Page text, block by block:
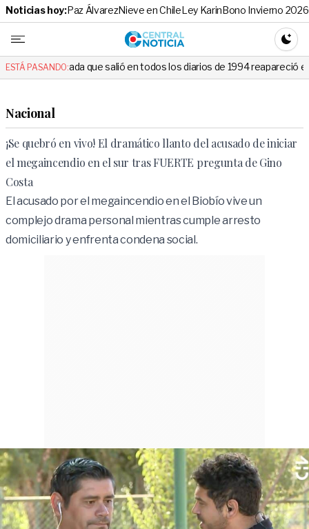
Noticias hoy:Paz ÁlvarezNieve en ChileLey KarinBono Invierno 2026
Central
ESTÁ PASANDO:
que salió en todos los diarios de 1994 reapareció e hizo llorar a todos
Nacional
¡Se quebró en vivo! El dramático llanto del acusado de iniciar
el megaincendio en el sur tras FUERTE pregunta de Gino
Costa
El acusado por el megaincendio en el Biobío vive un
complejo drama personal mientras cumple arresto
domiciliario y enfrenta condena social.